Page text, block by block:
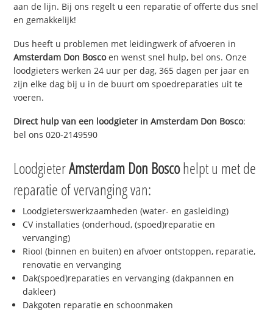
aan de lijn. Bij ons regelt u een reparatie of offerte dus snel
en gemakkelijk!
Dus heeft u problemen met leidingwerk of afvoeren in
Amsterdam Don Boscoen wenst snel hulp, bel ons. Onze
loodgieters werken 24 uur per dag, 365 dagen per jaar en
zijn elke dag bij u in de buurt om spoedreparaties uit te
voeren.
Direct hulp van een loodgieter inAmsterdam Don Bosco:
bel ons 020-2149590
LoodgieterAmsterdam Don Boscohelpt u met de
reparatie of vervanging van:
Loodgieterswerkzaamheden (water- en gasleiding)
CV installaties (onderhoud, (spoed)reparatie en
vervanging)
Riool (binnen en buiten) en afvoer ontstoppen, reparatie,
renovatie en vervanging
Dak(spoed)reparaties en vervanging (dakpannen en
dakleer)
Dakgoten reparatie en schoonmaken